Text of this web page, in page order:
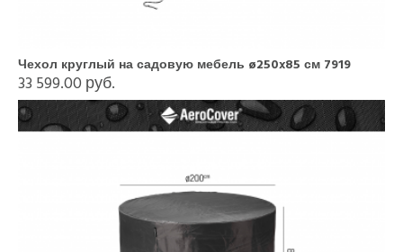
Чехол круглый на садовую мебель ø250x85 см 7919
33 599.00 руб.